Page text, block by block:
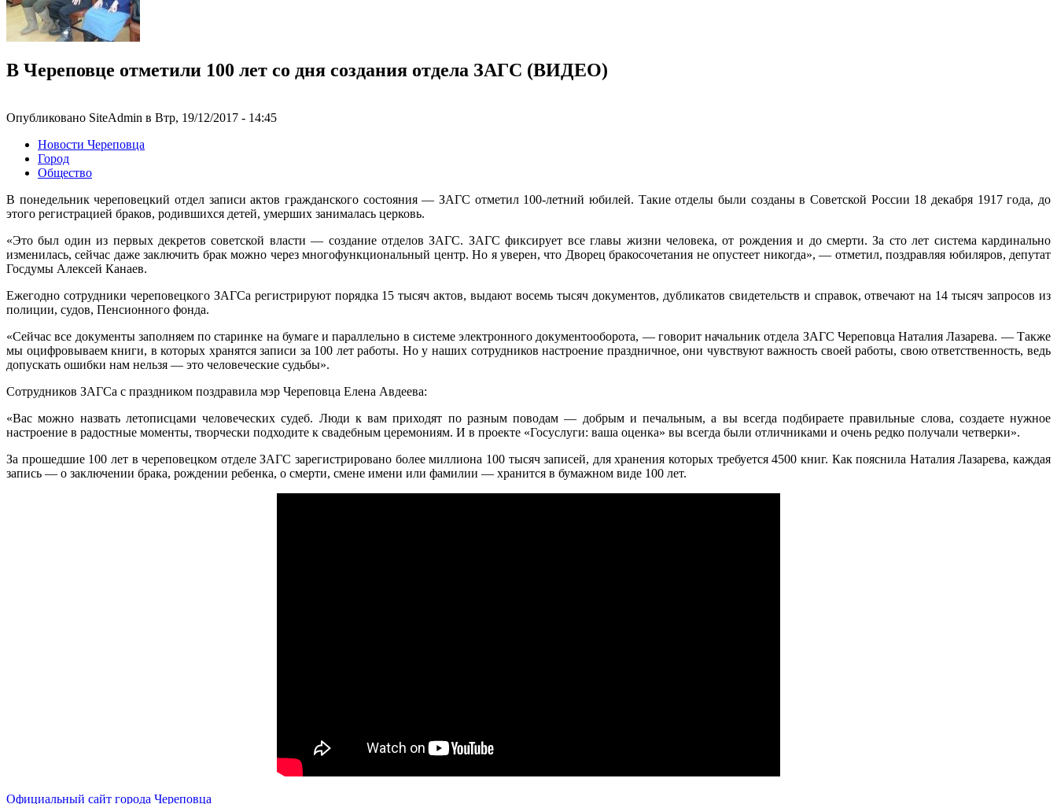
В Череповце отметили 100 лет со дня создания отдела ЗАГС (ВИДЕО)
Опубликовано SiteAdmin в Втр, 19/12/2017 - 14:45
Новости Череповца
Город
Общество
В понедельник череповецкий отдел записи актов гражданского состояния — ЗАГС отметил 100-летний юбилей. Такие отделы были созданы в Советской России 18 декабря 1917 года, до
этого регистрацией браков, родившихся детей, умерших занималась церковь.
«Это был один из первых декретов советской власти — создание отделов ЗАГС. ЗАГС фиксирует все главы жизни человека, от рождения и до смерти. За сто лет система кардинально
изменилась, сейчас даже заключить брак можно через многофункциональный центр. Но я уверен, что Дворец бракосочетания не опустеет никогда», — отметил, поздравляя юбиляров, депутат
Госдумы Алексей Канаев.
Ежегодно сотрудники череповецкого ЗАГСа регистрируют порядка 15 тысяч актов, выдают восемь тысяч документов, дубликатов свидетельств и справок, отвечают на 14 тысяч запросов из
полиции, судов, Пенсионного фонда.
«Сейчас все документы заполняем по старинке на бумаге и параллельно в системе электронного документооборота, — говорит начальник отдела ЗАГС Череповца Наталия Лазарева. — Также
мы оцифровываем книги, в которых хранятся записи за 100 лет работы. Но у наших сотрудников настроение праздничное, они чувствуют важность своей работы, свою ответственность, ведь
допускать ошибки нам нельзя — это человеческие судьбы».
Сотрудников ЗАГСа с праздником поздравила мэр Череповца Елена Авдеева:
«Вас можно назвать летописцами человеческих судеб. Люди к вам приходят по разным поводам — добрым и печальным, а вы всегда подбираете правильные слова, создаете нужное
настроение в радостные моменты, творчески подходите к свадебным церемониям. И в проекте «Госуслуги: ваша оценка» вы всегда были отличниками и очень редко получали четверки».
За прошедшие 100 лет в череповецком отделе ЗАГС зарегистрировано более миллиона 100 тысяч записей, для хранения которых требуется 4500 книг. Как пояснила Наталия Лазарева, каждая
запись — о заключении брака, рождении ребенка, о смерти, смене имени или фамилии — хранится в бумажном виде 100 лет.
Официальный сайт города Череповца